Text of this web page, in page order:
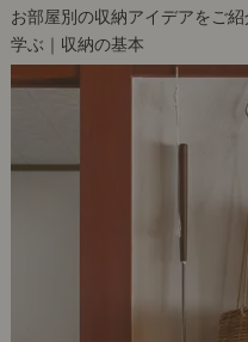
お部屋別の収納アイデアをご紹
学ぶ｜収納の基本